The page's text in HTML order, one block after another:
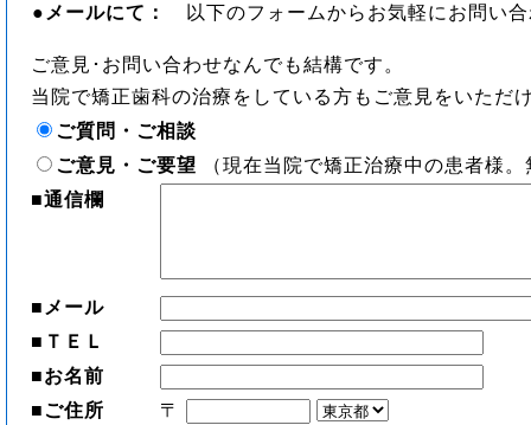
● メールにて： 以下のフォームからお気軽にお問い
ご意見･お問い合わせなんでも結構です。
当院で矯正歯科の治療をしている方もご意見をいただ
ご質問・ご相談
ご意見・ご要望 （現在当院で矯正治療中の患者様
■通信欄
■ メール
■ ＴＥＬ
■お名前
■ご住所 〒